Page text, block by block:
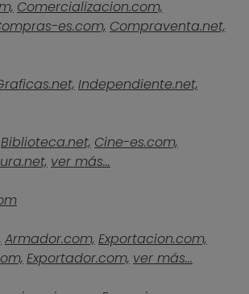
Comercializacion.com,
es.com, Compraventa.net,
Independiente.net,
Biblioteca.net, Cine-es.com,
ver más...
Armador.com, Exportacion.com,
Exportador.com, ver más...